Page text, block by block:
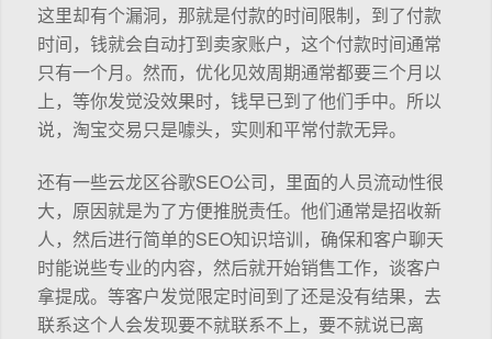
这里却有个漏洞，那就是付款的时间限制，到了付款
时间，钱就会自动打到卖家账户，这个付款时间通常
只有一个月。然而，优化见效周期通常都要三个月以
上，等你发觉没效果时，钱早已到了他们手中。所以
说，淘宝交易只是噱头，实则和平常付款无异。
还有一些云龙区谷歌SEO公司，里面的人员流动性很
大，原因就是为了方便推脱责任。他们通常是招收新
人，然后进行简单的SEO知识培训，确保和客户聊天
时能说些专业的内容，然后就开始销售工作，谈客户
拿提成。等客户发觉限定时间到了还是没有结果，去
联系这个人会发现要不就联系不上，要不就说已离